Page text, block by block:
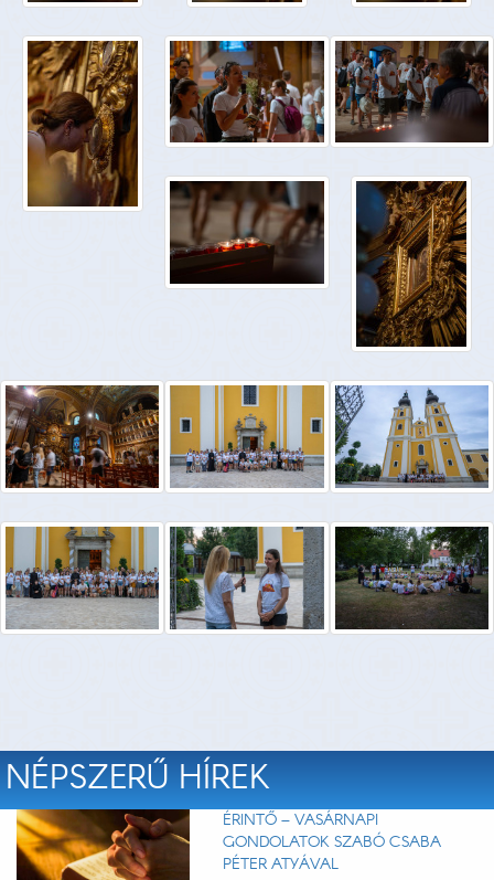
NÉPSZERŰ HÍREK
ÉRINTŐ – VASÁRNAPI
GONDOLATOK SZABÓ CSABA
PÉTER ATYÁVAL